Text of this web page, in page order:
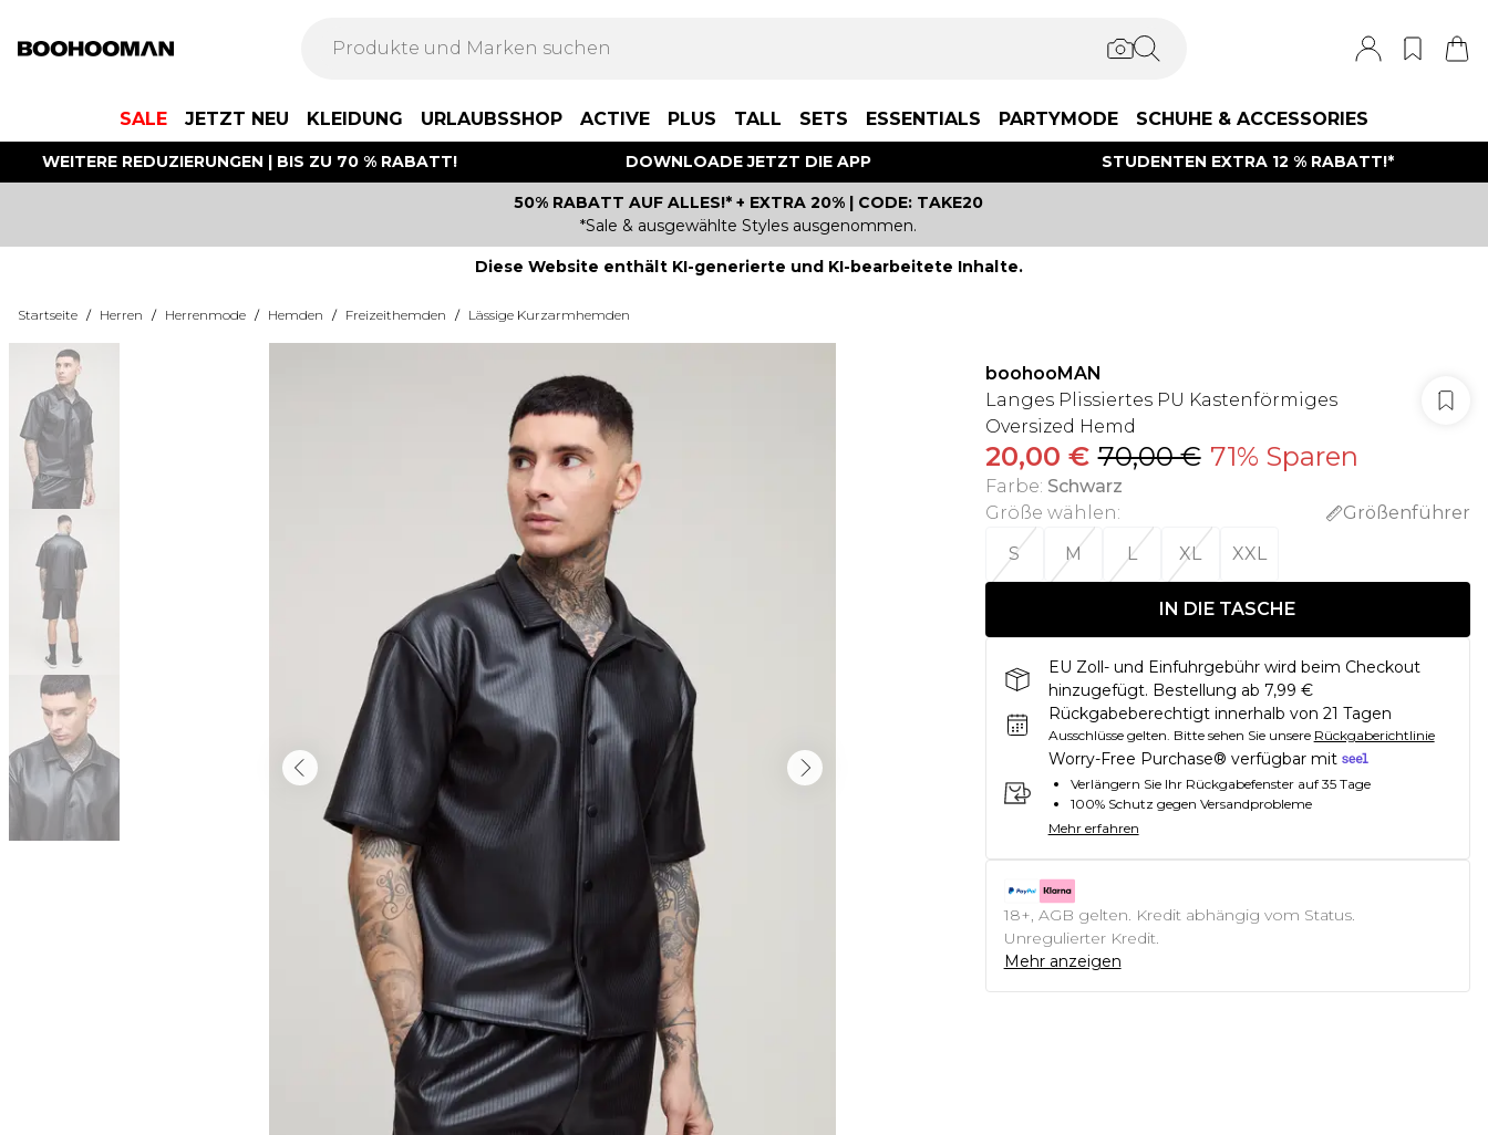
SALE JETZT NEU KLEIDUNG URLAUBSSHOP ACTIVE PLUS TALL SETS ESSENTIALS PARTYMODE SCHUHE & ACCESSORIES
WEITERE REDUZIERUNGEN | BIS ZU 70 % RABATT! DOWNLOADE JETZT DIE APP STUDENTEN EXTRA 12 % RABATT!*
50% RABATT AUF ALLES!* + EXTRA 20% | CODE: TAKE20
*Sale & ausgewählte Styles ausgenommen.
Diese Website enthält KI-generierte und KI-bearbeitete Inhalte.
Startseite / Herren / Herrenmode / Hemden / Freizeithemden / Lässige Kurzarmhemden
boohooMAN
Langes Plissiertes PU Kastenförmiges
Oversized Hemd
20,00 € 70,00 € 71% Sparen
Farbe: Schwarz
Größe wählen:
Größenführer
S
M L XL XXL
IN DIE TASCHE
EU Zoll- und Einfuhrgebühr wird beim Checkout
hinzugefügt. Bestellung ab 7,99 €
Rückgabeberechtigt innerhalb von 21 Tagen
Ausschlüsse gelten. Bitte sehen Sie unsere Rückgaberichtlinie
Worry-Free Purchase® verfügbar mit
Verlängern Sie Ihr Rückgabefenster auf 35 Tage
100% Schutz gegen Versandprobleme
Mehr erfahren
18+, AGB gelten. Kredit abhängig vom Status.
Unregulierter Kredit.
Mehr anzeigen